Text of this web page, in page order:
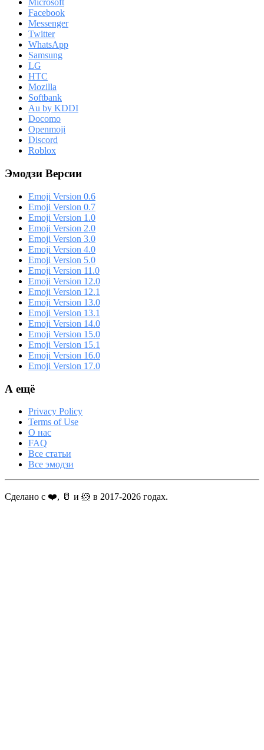
Microsoft
Facebook
Messenger
Twitter
WhatsApp
Samsung
LG
HTC
Mozilla
Softbank
Au by KDDI
Docomo
Openmoji
Discord
Roblox
Эмодзи Версии
Emoji Version 0.6
Emoji Version 0.7
Emoji Version 1.0
Emoji Version 2.0
Emoji Version 3.0
Emoji Version 4.0
Emoji Version 5.0
Emoji Version 11.0
Emoji Version 12.0
Emoji Version 12.1
Emoji Version 13.0
Emoji Version 13.1
Emoji Version 14.0
Emoji Version 15.0
Emoji Version 15.1
Emoji Version 16.0
Emoji Version 17.0
А ещё
Privacy Policy
Terms of Use
О нас
FAQ
Все статьи
Все эмодзи
Сделано с ❤️, 🥛 и 🐹 в 2017-2026 годах.